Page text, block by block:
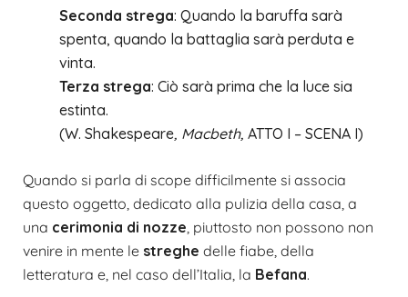
Seconda strega: Quando la baruffa sarà
spenta, quando la battaglia sarà perduta e
vinta.
Terza strega: Ciò sarà prima che la luce sia
estinta.
(W. Shakespeare, Macbeth, ATTO I – SCENA I)
Quando si parla di scope difficilmente si associa
questo oggetto, dedicato alla pulizia della casa, a
una cerimonia di nozze , piuttosto non possono non
venire in mente le streghe delle fiabe, della
letteratura e, nel caso dell’Italia, la Befana.